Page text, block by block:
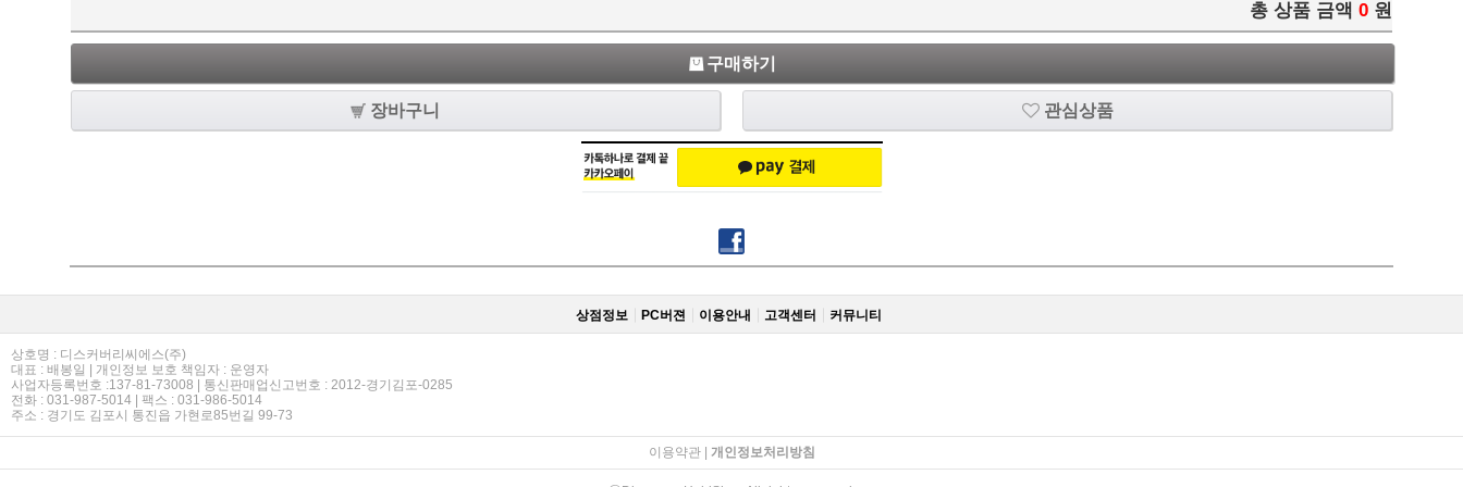
총 상품 금액 0 원
구매하기
장바구니 관심상품
상점정보 PC버젼 이용안내 고객센터 커뮤니티
상호명 : 디스커버리씨에스(주)
대표 : 배봉일 | 개인정보 보호 책임자 : 운영자
사업자등록번호 :137-81-73008 | 통신판매업신고번호 : 2012-경기김포-0285
전화 : 031-987-5014 | 팩스 : 031-986-5014
주소 : 경기도 김포시 통진읍 가현로85번길 99-73
이용약관| 개인정보처리방침